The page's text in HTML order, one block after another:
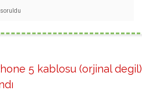
soruldu
5 kablosu (orjinal degil)